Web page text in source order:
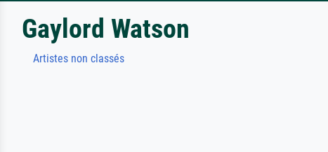
Gaylord Watson
Artistes non classés